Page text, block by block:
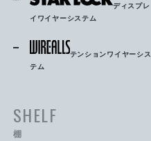
ディスプレ
イワイヤーシステム
テンションワイヤーシス
テム
SHELF
棚